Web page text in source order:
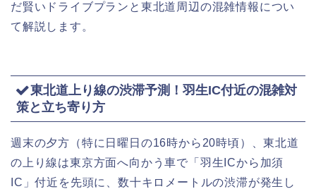
だ賢いドライブプランと東北道周辺の混雑情報につい
て解説します。
東北道上り線の渋滞予測！羽生IC付近の混雑対
策と立ち寄り方
週末の夕方（特に日曜日の16時から20時頃）、東北道
の上り線は東京方面へ向かう車で「羽生ICから加須
IC」付近を先頭に、数十キロメートルの渋滞が発生し